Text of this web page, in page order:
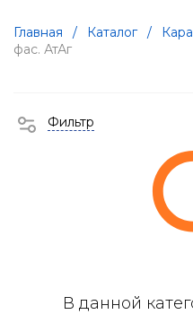
Главная / Каталог /
фас. АтАг
Фильтр
В данной